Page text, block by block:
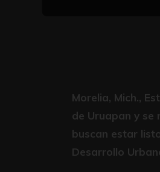
Morelia, Mich.,
de Uruapan y
buscan estar
Desarrollo